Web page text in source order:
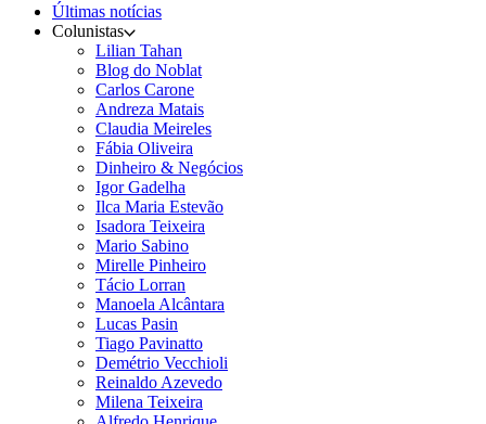
Últimas notícias
Colunistas
Lilian Tahan
Blog do Noblat
Carlos Carone
Andreza Matais
Claudia Meireles
Fábia Oliveira
Dinheiro & Negócios
Igor Gadelha
Ilca Maria Estevão
Isadora Teixeira
Mario Sabino
Mirelle Pinheiro
Tácio Lorran
Manoela Alcântara
Lucas Pasin
Tiago Pavinatto
Demétrio Vecchioli
Reinaldo Azevedo
Milena Teixeira